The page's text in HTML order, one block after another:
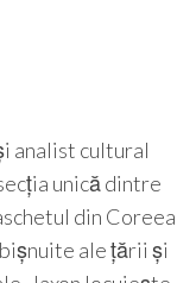
analist cultural
unică dintre
din Coreea
ale țării și